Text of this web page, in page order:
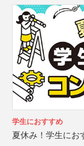
学生におすすめ
夏休み！学生にお